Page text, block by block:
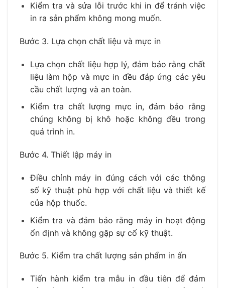
Kiểm tra và sửa lỗi trước khi in để tránh việc
in ra sản phẩm không mong muốn.
Bước 3. Lựa chọn chất liệu và mực in
Lựa chọn chất liệu hợp lý, đảm bảo rằng chất
liệu làm hộp và mực in đều đáp ứng các yêu
cầu chất lượng và an toàn.
Kiểm tra chất lượng mực in, đảm bảo rằng
chúng không bị khô hoặc không đều trong
quá trình in.
Bước 4. Thiết lập máy in
Điều chỉnh máy in đúng cách với các thông
số kỹ thuật phù hợp với chất liệu và thiết kế
của hộp thuốc.
Kiểm tra và đảm bảo rằng máy in hoạt động
ổn định và không gặp sự cố kỹ thuật.
Bước 5. Kiểm tra chất lượng sản phẩm in ấn
Tiến hành kiểm tra mẫu in đầu tiên để đảm